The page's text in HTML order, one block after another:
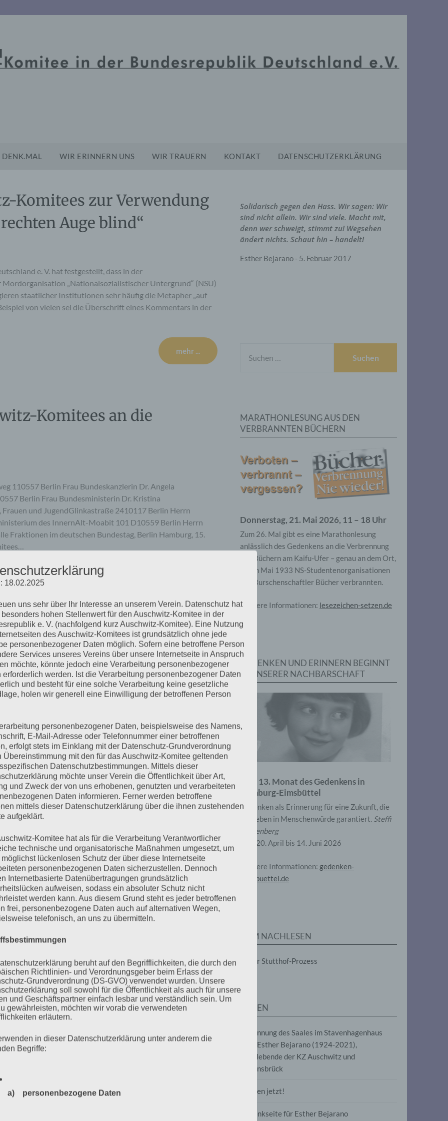
DENK.MAL WIR ERINNERN UNS WIR TRAUERN KONTAKT DATENSCHUTZERKLÄRUNG
Komitees zur Verwendung
Auge blind“
e. V. hat festgestellt, dass in der
„Nationalsozialistischer Untergrund“ (NSU)
staatlicher Institutionen sehr häufig die Metapher „auf
von vielen sei die Überschrift eines Kommentars in der
mehr ...
Komitees an die
110557 Berlin Frau Bundeskanzlerin Dr. Angela
Berlin Frau Bundesministerin Dr. Kristina
und JugendGlinkastraße 2410117 Berlin Herrn
des InnernAlt-Moabit 101 D10559 Berlin Herrn
Fraktionen im deutschen Bundestag, Berlin Hamburg, 15.
»Der Ankläger. Mit Gabriel
Prozess«
Gabriel Bach, Ankläger im Eichmann-Prozess (im
zum Anhören)
mehr ...
Auschwitz.
Gemeinsam Alt- und Neonazis am 13. Februar 2010 in
Dresden regelmäßiger „Gastgeber“ des größten
mehr als 6000 Neonazis aus dem In- und Ausland, über
Zurück 1 … 32 33 34
Solidarisch gegen den Hass. Wir sagen: Wir
sind nicht allein. Wir sind viele. Macht mit,
denn wer schweigt, stimmt zu! Wegsehen
ändert nichts. Schaut hin – handelt!
Esther Bejarano - 5. Februar 2017
NACH:
MARATHONLESUNG AUS DEN
VERBRANNTEN BÜCHERN
Donnerstag, 21. Mai 2026, 11 – 18 Uhr
Zum 26. Mal gibt es eine Marathonlesung
anlässlich des Gedenkens an die Verbrennung
von Büchern am Kaifu-Ufer – genau an dem Ort,
wo im Mai 1933 NS-Studentenorganisationen
und Burschenschaftler Bücher verbrannten.
Weitere Informationen: lesezeichen-setzen.de
GEDENKEN UND ERINNERN BEGINNT
IN UNSERER NACHBARSCHAFT
Zum 13. Monat des Gedenkens in
Hamburg-Eimsbüttel
Gedenken als Erinnerung für eine Zukunft, die
ein Leben in Menschenwürde garantiert. Steffi
Wittenberg
Vom 20. April bis 14. Juni 2026
Weitere Informationen: gedenken-
eimsbuettel.de
ZUM NACHLESEN
Der Stutthof-Prozess
SEITEN
Benennung des Saales im Stavenhagenhaus
nach Esther Bejarano (1924-2021),
Überlebende der KZ Auschwitz und
Ravensbrück
Frieden jetzt!
Gedenkseite für Esther Bejarano
18.02.2025
uns sehr über Ihr Interesse an unserem Verein. Datenschutz hat
hohen Stellenwert für den Auschwitz-Komitee in der
e. V. (nachfolgend kurz Auschwitz-Komitee). Eine Nutzung
des Auschwitz-Komitees ist grundsätzlich ohne jede
personenbezogener Daten möglich. Sofern eine betroffene Person
Services unseres Vereins über unsere Internetseite in Anspruch
möchte, könnte jedoch eine Verarbeitung personenbezogener
erforderlich werden. Ist die Verarbeitung personenbezogener Daten
und besteht für eine solche Verarbeitung keine gesetzliche
holen wir generell eine Einwilligung der betroffenen Person
personenbezogener Daten, beispielsweise des Namens,
E-Mail-Adresse oder Telefonnummer einer betroffenen
erfolgt stets im Einklang mit der Datenschutz-Grundverordnung
Übereinstimmung mit den für das Auschwitz-Komitee geltenden
Datenschutzbestimmungen. Mittels dieser
möchte unser Verein die Öffentlichkeit über Art,
und Zweck der von uns erhobenen, genutzten und verarbeiteten
Daten informieren. Ferner werden betroffene
mittels dieser Datenschutzerklärung über die ihnen zustehenden
aufgeklärt.
Komitee hat als für die Verarbeitung Verantwortlicher
technische und organisatorische Maßnahmen umgesetzt, um
lückenlosen Schutz der über diese Internetseite
personenbezogenen Daten sicherzustellen. Dennoch
Internetbasierte Datenübertragungen grundsätzlich
aufweisen, sodass ein absoluter Schutz nicht
werden kann. Aus diesem Grund steht es jeder betroffenen
frei, personenbezogene Daten auch auf alternativen Wegen,
telefonisch, an uns zu übermitteln.
beruht auf den Begrifflichkeiten, die durch den
Richtlinien- und Verordnungsgeber beim Erlass der
Grundverordnung (DS-GVO) verwendet wurden. Unsere
soll sowohl für die Öffentlichkeit als auch für unsere
und Geschäftspartner einfach lesbar und verständlich sein. Um
gewährleisten, möchten wir vorab die verwendeten
erläutern.
in dieser Datenschutzerklärung unter anderem die
Begriffe:
a) personenbezogene Daten